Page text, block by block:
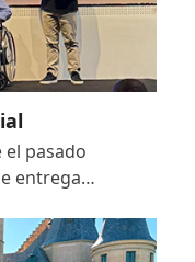
pasado
entrega…